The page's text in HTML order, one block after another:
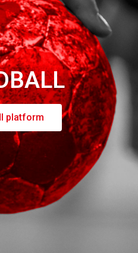
platform